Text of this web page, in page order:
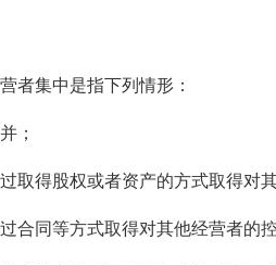
集中是指下列情形：
；
得股权或者资产的方式取得对
同等方式取得对其他经营者的